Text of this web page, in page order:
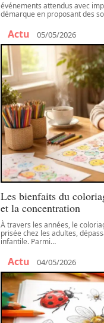
événements attendus avec
démarque en proposant des
Actu 05/05/2026
Les bienfaits du
et la concentration
À travers les années, le
prisée chez les adultes,
infantile. Parmi…
Actu 04/05/2026